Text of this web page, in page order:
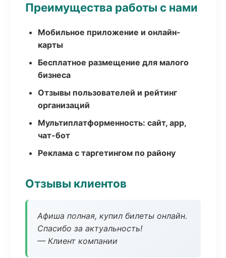
Преимущества работы с нами
Мобильное приложение и онлайн-
карты
Бесплатное размещение для малого
бизнеса
Отзывы пользователей и рейтинг
организаций
Мультиплатформенность: сайт, app,
чат-бот
Реклама с таргетингом по району
Отзывы клиентов
Афиша полная, купил билеты онлайн.
Спасибо за актуальность!
— Клиент компании